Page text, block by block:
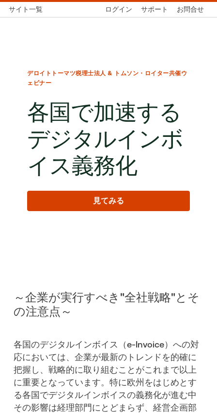
サイト一覧 ログイン サポート お問合せ
デロイトトーマツ税理士法人 & トムソン・ロイター共催ウ
ェビナー
各国で加速する
デジタルインボ
イス義務化
見てみる
～企業が実行すべき"全社戦略"とそ
の注意点～
各国のデジタルインボイス（e-Invoice）への対
応においては、企業が最新のトレンドを的確に
把握し、戦略的に取り組むことがこれまで以上
に重要となっています。特に欧州をはじめとす
る各国でデジタルインボイスの義務化が進む中
その影響は経理部門にとどまらず、経営企画部